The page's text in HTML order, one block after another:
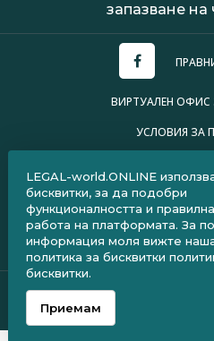
запазване на
ВИРТУАЛЕН ОФИС
УСЛОВИЯ ЗА
ПОЛИТИКА ЗА
ЧЗВ ЗА
ЧЗВ ЗА
LEGAL-world.ONLINE
бисквитки, за да подобри
функционалността и
работа на платформата. За
информация моля вижте
политика за бисквитки
бисквитки.
Приемам